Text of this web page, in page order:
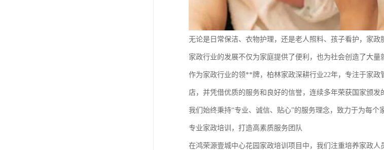
无论是日常保洁、衣物护理，还是老人照料、孩子看护，家政
家政行业的发展不仅为家庭提供了便利，也为社会创造了大量
作为家政行业的领**牌，柏林家政深耕行业22年，专注于家
店，并凭借优质的服务和良好的信誉，连续多年荣获国家颁发
我们始终秉持“专业、诚信、贴心”的服务理念，致力于为每个
专业家政培训，打造高素质服务团队
在鸿荣源壹城中心花园家政培训项目中，我们注重培养家政